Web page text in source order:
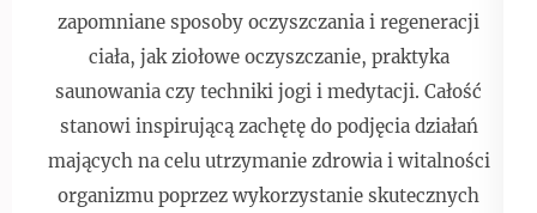
zapomniane sposoby oczyszczania i regeneracji
ciała, jak ziołowe oczyszczanie, praktyka
saunowania czy techniki jogi i medytacji. Całość
stanowi inspirującą zachętę do podjęcia działań
mających na celu utrzymanie zdrowia i witalności
organizmu poprzez wykorzystanie skutecznych